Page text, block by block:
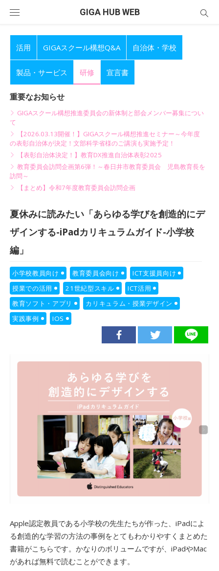
GIGA HUB WEB
活用 GIGAスクール構想Q&A 自治体・学校
製品・サービス 研修 宣言書
重要なお知らせ
GIGAスクール構想推進委員会の新体制と部会メンバー募集につい
て
【2026.03.13開催！】GIGAスクール構想推進セミナー～今年度
の表彰自治体が決定！文部科学省様のご講演も実施予定！
【表彰自治体決定！】教育DX推進自治体表彰2025
教育委員会訪問企画第6弾！～春日井市教育委員会 児島教育長を
訪問～
【まとめ】令和7年度教育委員会訪問企画
夏休みに読みたい「あらゆる学びを創造的にデ
ザインする-iPadカリキュラムガイド-小学校
編」
小学校教員向け 教育委員会向け
ICT支援員向け
授業での活用
21世紀型スキル
ICT活用
教育ソフト・アプリ
カリキュラム・授業デザイン
実践事例
IOS
Apple認定教員である小学校の先生たちが作った、iPadによ
る創造的な学習の方法の事例をとてもわかりやすくまとめた
書籍がこちらです。かなりのボリュームですが、iPadやMac
があれば無料で読むことができます。